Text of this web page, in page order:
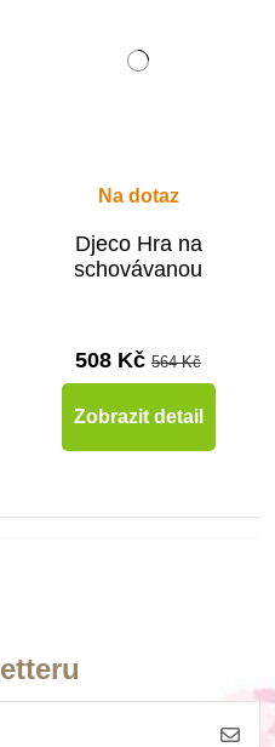
Na dotaz
Djeco Hra na
schovávanou
508 Kč 564 Kč
Zobrazit detail